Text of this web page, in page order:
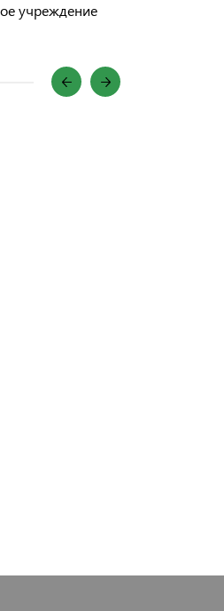
учреждение